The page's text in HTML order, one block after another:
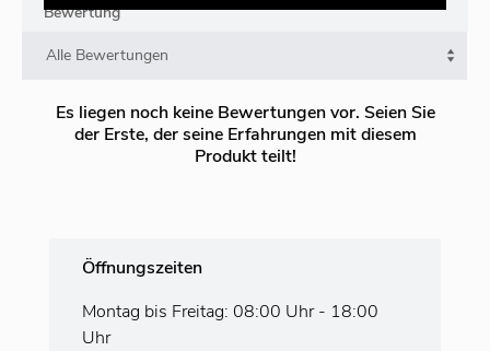
Bewertung
Es liegen noch keine Bewertungen vor. Seien Sie
der Erste, der seine Erfahrungen mit diesem
Produkt teilt!
Öffnungszeiten
Montag bis Freitag: 08:00 Uhr - 18:00
Uhr